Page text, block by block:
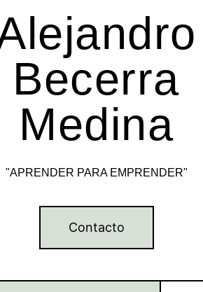
Becerra
Medina
"APRENDER PARA EMPRENDER"
Contacto